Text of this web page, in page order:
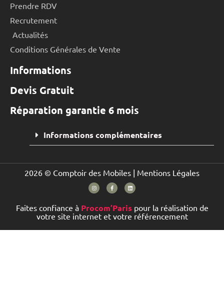
Prendre RDV
Recrutement
Actualités
Conditions Générales de Vente
Informations
Devis Gratuit
Réparation garantie 6 mois
Informations complémentaires
2026 © Comptoir des Mobiles | Mentions Légales
Faites confiance à Procom’Paris pour la réalisation de
votre site internet et votre référencement